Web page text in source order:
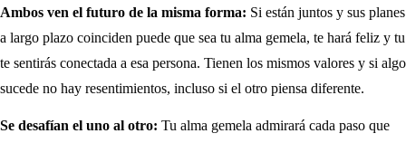
Ambos ven el futuro de la misma forma: Si están juntos y sus planes
a largo plazo coinciden puede que sea tu alma gemela, te hará feliz y tu
te sentirás conectada a esa persona. Tienen los mismos valores y si algo
sucede no hay resentimientos, incluso si el otro piensa diferente.
Se desafían el uno al otro: Tu alma gemela admirará cada paso que